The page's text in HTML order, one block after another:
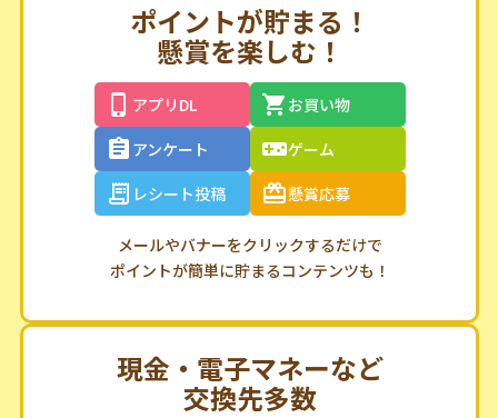
ポイントが貯まる！
懸賞を楽しむ！
アプリDL
お買い物
アンケート
ゲーム
レシート投稿
懸賞応募
メールやバナーをクリックするだけで
ポイントが簡単に貯まるコンテンツも！
現金・電子マネーなど
交換先多数